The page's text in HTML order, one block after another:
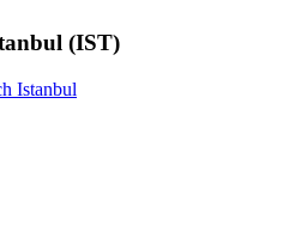
(IST)
Istanbul